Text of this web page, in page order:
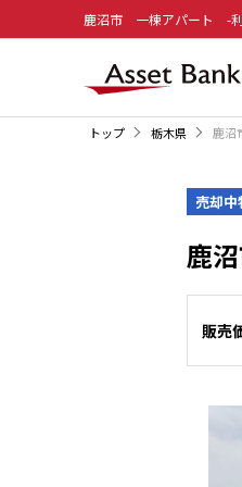
トップ 栃木県 鹿沼
売却中
鹿
販売